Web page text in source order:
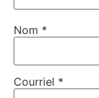
Nom *
Courriel *